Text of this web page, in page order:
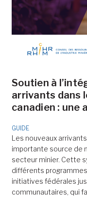
Soutien à
arrivants dans
canadien : une
GUIDE
Les nouveaux
importante source de
secteur minier. Cette
différents
initiatives fédérales
communautaires, qui